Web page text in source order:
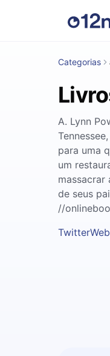
Categorias
A. Lynn
para uma
um
massacrar
de seus
//
Twitter